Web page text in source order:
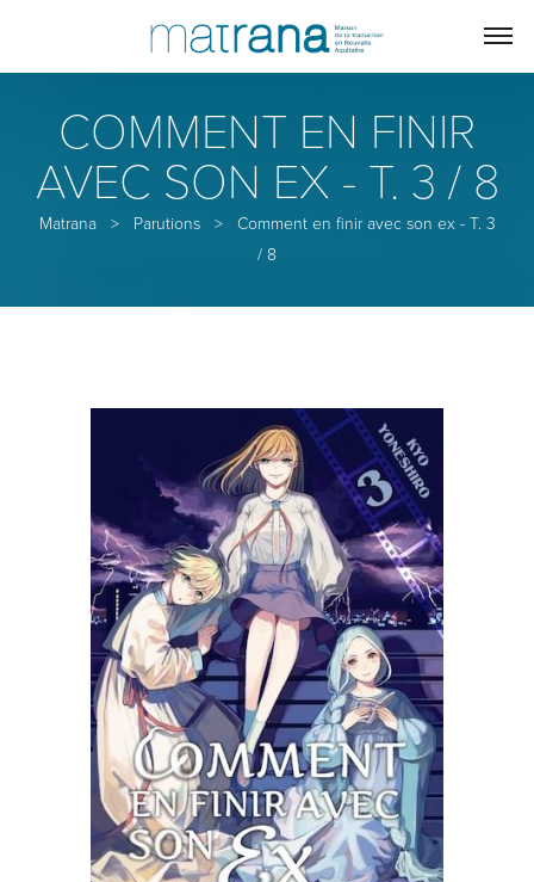
COMMENT EN FINIR
AVEC SON EX - T. 3 / 8
Matrana> Parutions >
Comment en finir avec son ex - T. 3
/ 8